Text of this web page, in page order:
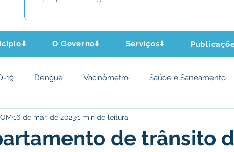
O Governo⬇️ Serviços⬇️
19 Dengue Vacinômetro Saúde e Saneamento
Agricultura e Meio Ambiente
de trânsito
16 de mar. de 20231 min de leitura